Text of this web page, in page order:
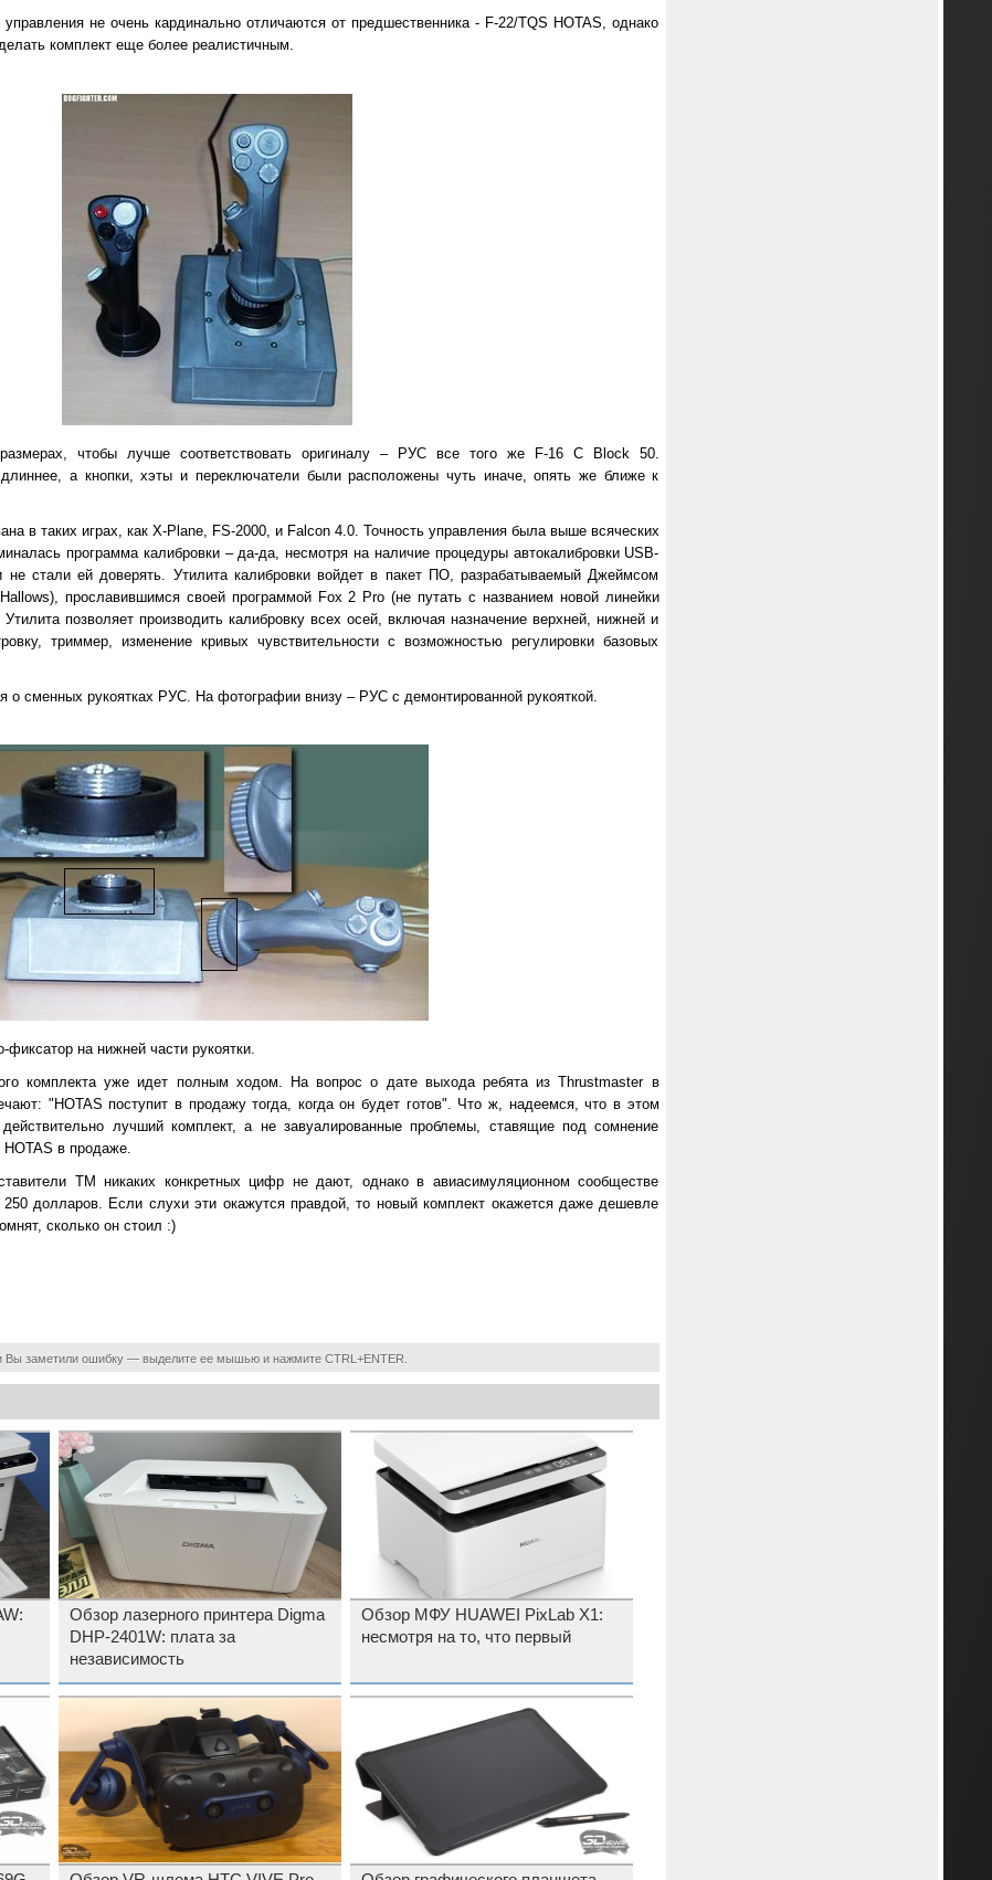
не очень кардинально отличаются от предшественника - F-22/TQS HOTAS, однако
комплект еще более реалистичным.
чтобы лучше соответствовать оригиналу – РУС все того же F-16 С Block 50.
а кнопки, хэты и переключатели были расположены чуть иначе, опять же ближе к
в таких играх, как X-Plane, FS-2000, и Falcon 4.0. Точность управления была выше всяческих
программа калибровки – да-да, несмотря на наличие процедуры автокалибровки USB-
не стали ей доверять. Утилита калибровки войдет в пакет ПО, разрабатываемый Джеймсом
прославившимся своей программой Fox 2 Pro (не путать с названием новой линейки
позволяет производить калибровку всех осей, включая назначение верхней, нижней и
триммер, изменение кривых чувствительности с возможностью регулировки базовых
сменных рукоятках РУС. На фотографии внизу – РУС с демонтированной рукояткой.
фиксатор на нижней части рукоятки.
комплекта уже идет полным ходом. На вопрос о дате выхода ребята из Thrustmaster в
"HOTAS поступит в продажу тогда, когда он будет готов". Что ж, надеемся, что в этом
лучший комплект, а не завуалированные проблемы, ставящие под сомнение
HOTAS в продаже.
TM никаких конкретных цифр не дают, однако в авиасимуляционном сообществе
долларов. Если слухи эти окажутся правдой, то новый комплект окажется даже дешевле
сколько он стоил :)
Вы заметили ошибку — выделите ее мышью и нажмите CTRL+ENTER.
Обзор лазерного принтера Digma
DHP-2401W: плата за
независимость
Обзор МФУ HUAWEI PixLab X1:
несмотря на то, что первый